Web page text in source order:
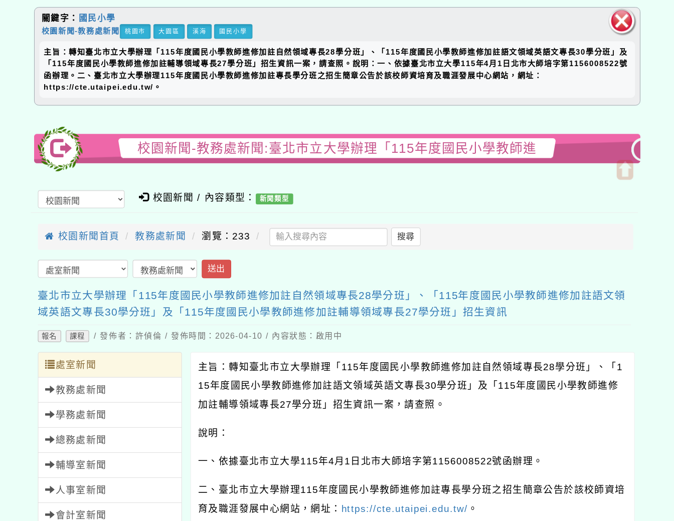
塊
關鍵字： 國民小學
校園新聞-教務處新聞 桃園市 大園區 溪海 國民小學
主旨：轉知臺北市立大學辦理「115年度國民小學教師進修加註自然領域專長28學分班」、「115年度國民小學教師進修加註語文領域英語文專長30學分班」及
「115年度國民小學教師進修加註輔導領域專長27學分班」招生資訊一案，請查照。說明：一、依據臺北市立大學115年4月1日北市大師培字第1156008522號
函辦理。二、臺北市立大學辦理115年度國民小學教師進修加註專長學分班之招生簡章公告於該校師資培育及職涯發展中心網站，網址：
https://cte.utaipei.edu.tw/。
校園新聞-教務處新聞:臺北市立大學辦理「115年度國民小學教師進
校園新聞 / 內容類型： 新聞類型
校園新聞首頁 教務處新聞 瀏覽：233 搜尋
送出
臺北市立大學辦理「115年度國民小學教師進修加註自然領域專長28學分班」、「115年度國民小學教師進修加註語文領
域英語文專長30學分班」及「115年度國民小學教師進修加註輔導領域專長27學分班」招生資訊
報名 課程 / 發佈者：許偵倫 / 發佈時間：2026-04-10 / 內容狀態：啟用中
處室新聞
教務處新聞
學務處新聞
總務處新聞
輔導室新聞
人事室新聞
會計室新聞
主旨：轉知臺北市立大學辦理「 115年度國民小學教師進修加註自然領域專長28學分班」、「 1
15年度國民小學教師進修加註語文領域英語文專長30學分班」及「 115年度國民小學教師進修
加註輔導領域專長27學分班」招生資訊一案，請查照。
說明：
一、依據臺北市立大學115年4月 1 日北市大師培字第1156008522號函辦理。
二、臺北市立大學辦理115年度國民小學教師進修加註專長學分班之招生簡章公告於該校師資培
育及職涯發展中心網站，網址：
https://cte.utaipei.edu.tw/ 。